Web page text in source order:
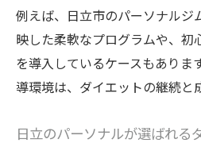
体験からわかるダイ
ポート内容
日立市で話題のパー
の流れ
いスタイル
例えば、日立市のパーソナルジ
映した柔軟なプログラムや、初
を導入しているケースもありま
導環境は、ダイエットの継続と
日立のパーソナルが選ばれる